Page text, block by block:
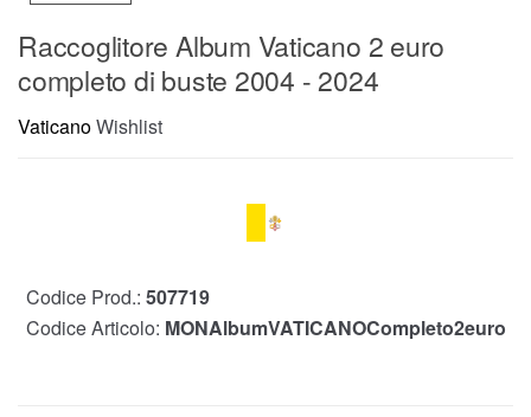
Raccoglitore Album Vaticano 2 euro
completo di buste 2004 - 2024
VaticanoWishlist
Codice Prod.: 507719
Codice Articolo: MONAlbumVATICANOCompleto2euro